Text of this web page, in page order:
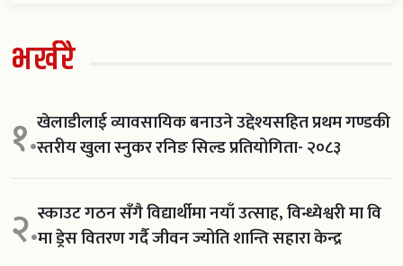
भर्खरै
१.खेलाडीलाई व्यावसायिक बनाउने उद्देश्यसहित प्रथम गण्डकी
स्तरीय खुला स्नुकर रनिङ सिल्ड प्रतियोगिता- २०८३
२.स्काउट गठन सँगै विद्यार्थीमा नयाँ उत्साह, विन्ध्येश्वरी मा वि
मा ड्रेस वितरण गर्दै जीवन ज्योति शान्ति सहारा केन्द्र